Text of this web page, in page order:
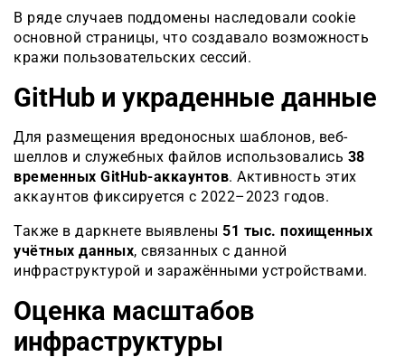
В ряде случаев поддомены наследовали cookie
основной страницы, что создавало возможность
кражи пользовательских сессий.
GitHub и украденные данные
Для размещения вредоносных шаблонов, веб-
шеллов и служебных файлов использовались 38
временных GitHub-аккаунтов. Активность этих
аккаунтов фиксируется с 2022–2023 годов.
Также в даркнете выявлены 51 тыс. похищенных
учётных данных, связанных с данной
инфраструктурой и заражёнными устройствами.
Оценка масштабов
инфраструктуры